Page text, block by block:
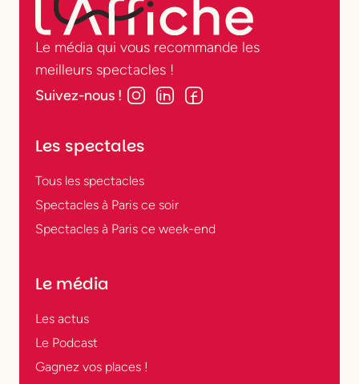
Le média qui vous recommande les
meilleurs spectacles !
Suivez-nous !
Les spectales
Tous les spectacles
Spectacles à Paris ce soir
Spectacles à Paris ce week-end
Le média
Les actus
Le Podcast
Gagnez vos places !